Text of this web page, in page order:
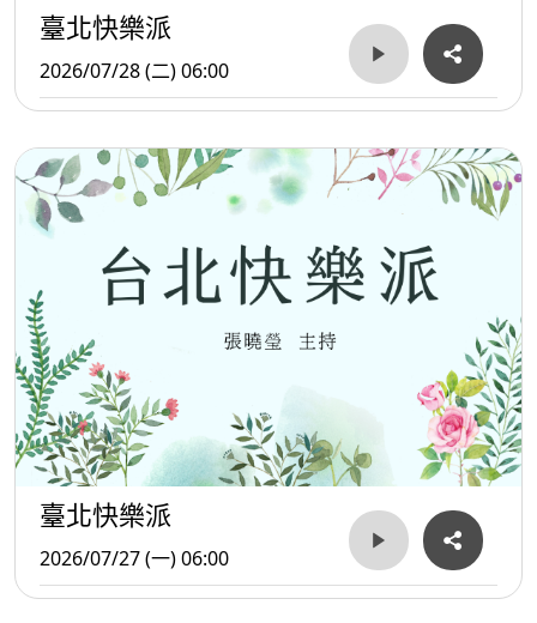
臺北快樂派
2026/07/28 (二) 06:00
臺北快樂派
2026/07/27 (一) 06:00